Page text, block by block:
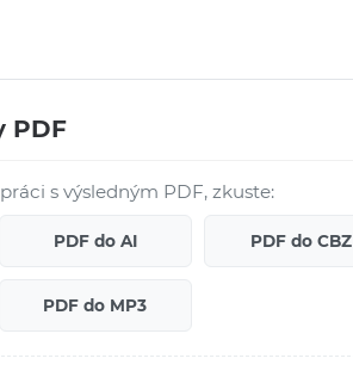
PDF
s výsledným PDF, zkuste:
PDF do AI PDF do CBZ
PDF do MP3